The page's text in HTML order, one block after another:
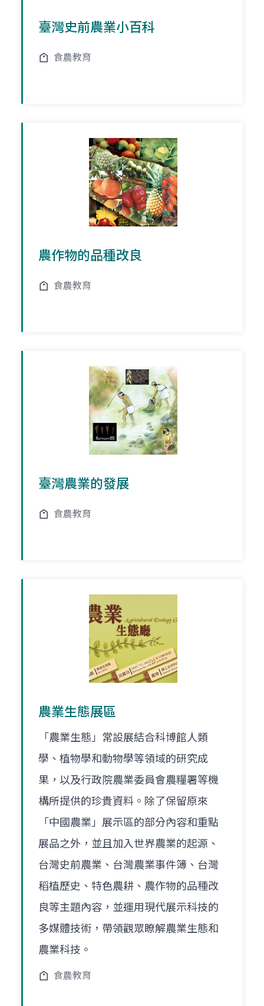
臺灣史前農業小百科
食農教育
農作物的品種改良
食農教育
臺灣農業的發展
食農教育
農業生態展區
「農業生態」常設展結合科博館人類
學、植物學和動物學等領域的研究成
果，以及行政院農業委員會農糧署等機
構所提供的珍貴資料。除了保留原來
「中國農業」展示區的部分內容和重點
展品之外，並且加入世界農業的起源、
台灣史前農業、台灣農業事件簿、台灣
稻植歷史、特色農耕、農作物的品種改
良等主題內容，並運用現代展示科技的
多媒體技術，帶領觀眾瞭解農業生態和
農業科技。
食農教育